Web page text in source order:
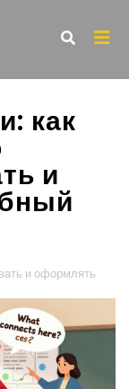
как
и
и оформлять